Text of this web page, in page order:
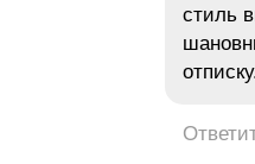
стиль